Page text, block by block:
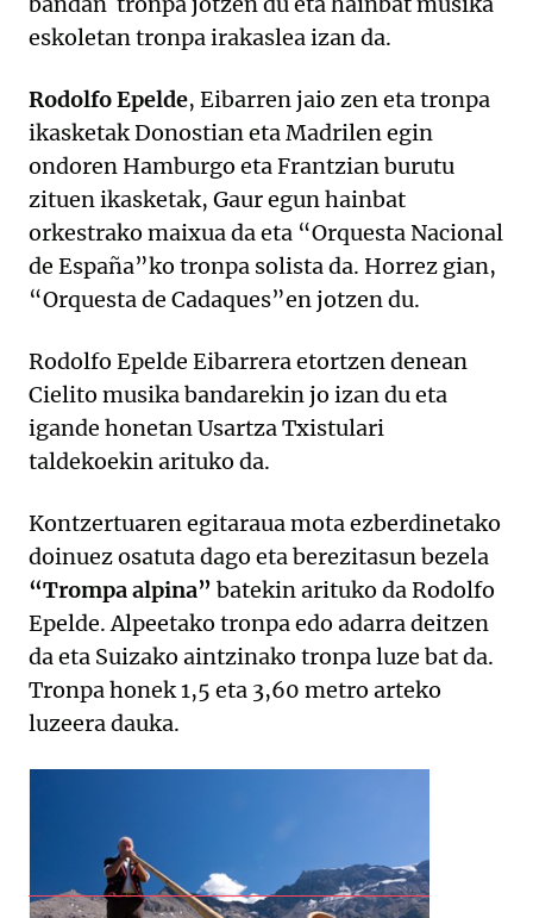
eskoletan tronpa irakaslea izan da.
Rodolfo Epelde, Eibarren jaio zen eta tronpa
ikasketak Donostian eta Madrilen egin
ondoren Hamburgo eta Frantzian burutu
zituen ikasketak, Gaur egun hainbat
orkestrako maixua da eta “Orquesta Nacional
de España”ko tronpa solista da. Horrez gian,
“Orquesta de Cadaques”en jotzen du.
Rodolfo Epelde Eibarrera etortzen denean
Cielito musika bandarekin jo izan du eta
igande honetan Usartza Txistulari
taldekoekin arituko da.
Kontzertuaren egitaraua mota ezberdinetako
doinuez osatuta dago eta berezitasun bezela
“Trompa alpina” batekin arituko da Rodolfo
Epelde. Alpeetako tronpa edo adarra deitzen
da eta Suizako aintzinako tronpa luze bat da.
Tronpa honek 1,5 eta 3,60 metro arteko
luzeera dauka.